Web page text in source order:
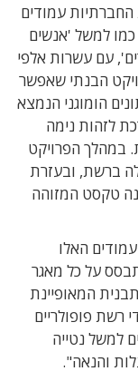
החברתיות עמודים
כמו למשל 'אנשים
עם עשרות אלפי
הבנתי שאפשר
הומוגני הנמצא
לזהות נימה
במהלך הפרויקט
אלה ברשת, ובעזרת
טקסט המזוהה
האלו
על כל מאגר
המאופיינת
פופולריים
למשל נטייה
והנאה".